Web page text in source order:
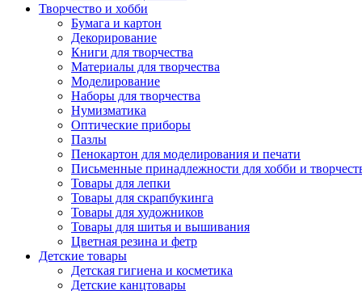
Творчество и хобби
Бумага и картон
Декорирование
Книги для творчества
Материалы для творчества
Моделирование
Наборы для творчества
Нумизматика
Оптические приборы
Пазлы
Пенокартон для моделирования и печати
Письменные принадлежности для хобби и
Товары для лепки
Товары для скрапбукинга
Товары для художников
Товары для шитья и вышивания
Цветная резина и фетр
Детские товары
Детская гигиена и косметика
Детские канцтовары